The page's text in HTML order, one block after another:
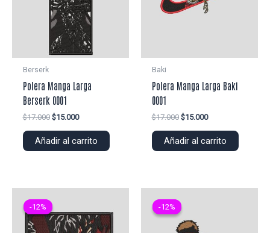
Berserk
Polera Manga Larga
Berserk 0001
$17.000 El
original
$15.000El
actual
Añadir al carrito
Baki
Polera Manga Larga Baki
0001
$17.000 El
original
$15.000El
actual
Añadir al carrito
-12%
-12% -12%
-12%